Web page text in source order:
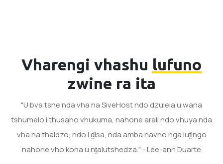
Vharengi vhashu lufuno
zwine ra ita
"U bva tshe nda vha na SiveHost ndo dzulela u wana
tshumelo i thusaho vhukuma, nahone arali ndo vhuya nda
vha na thaidzo, ndo i ḓisa, nda amba navho nga luṱingo
nahone vho kona u nṱalutshedza." - Lee-ann Duarte